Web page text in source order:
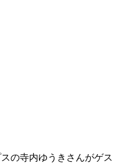
の寺内ゆうきさんがゲス